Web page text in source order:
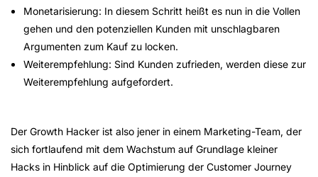
Monetarisierung: In diesem Schritt heißt es nun in die Vollen
gehen und den potenziellen Kunden mit unschlagbaren
Argumenten zum Kauf zu locken.
Weiterempfehlung: Sind Kunden zufrieden, werden diese zur
Weiterempfehlung aufgefordert.
Der Growth Hacker ist also jener in einem Marketing-Team, der
sich fortlaufend mit dem Wachstum auf Grundlage kleiner
Hacks in Hinblick auf die Optimierung der Customer Journey